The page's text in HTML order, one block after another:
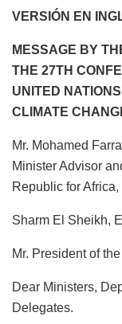
VERSIÓN EN
MESSAGE BY
THE 27TH
UNITED
CLIMATE
Mr. Mohamed
Minister Advisor
Republic for
Sharm El Sheikh,
Mr. President of
Dear Ministers,
Delegates.